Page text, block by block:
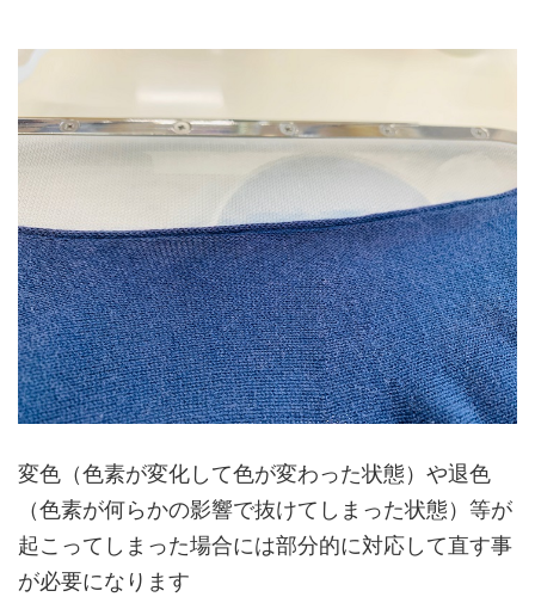
変色（色素が変化して色が変わった状態）や退色
（色素が何らかの影響で抜けてしまった状態）等が
起こってしまった場合には部分的に対応して直す事
が必要になります